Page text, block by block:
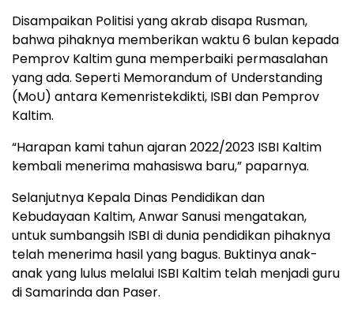
Disampaikan Politisi yang akrab disapa Rusman,
bahwa pihaknya memberikan waktu 6 bulan kepada
Pemprov Kaltim guna memperbaiki permasalahan
yang ada. Seperti Memorandum of Understanding
(MoU) antara Kemenristekdikti, ISBI dan Pemprov
Kaltim.
“Harapan kami tahun ajaran 2022/2023 ISBI Kaltim
kembali menerima mahasiswa baru,” paparnya.
Selanjutnya Kepala Dinas Pendidikan dan
Kebudayaan Kaltim, Anwar Sanusi mengatakan,
untuk sumbangsih ISBI di dunia pendidikan pihaknya
telah menerima hasil yang bagus. Buktinya anak-
anak yang lulus melalui ISBI Kaltim telah menjadi guru
di Samarinda dan Paser.